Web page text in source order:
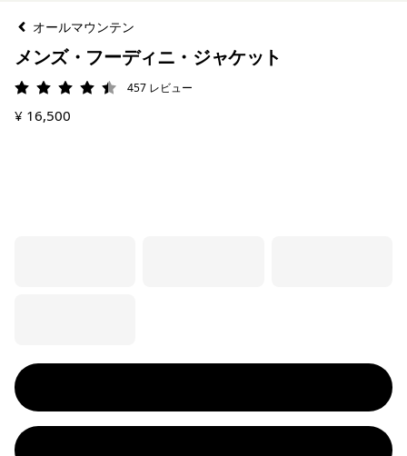
オールマウンテン
メンズ・フーディニ・ジャケット
評価: 4.5 / 5457 レビュー
¥ 16,500